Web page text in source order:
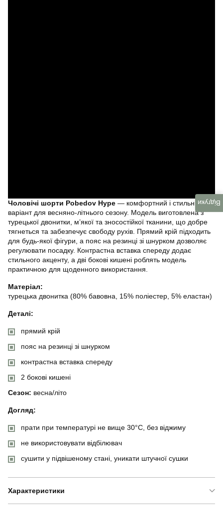
Чоловічі шорти Pobedov Hype — комфортний і стильний
варіант для весняно-літнього сезону. Модель виготовлена з
турецької двонитки, м’якої та зносостійкої тканини, що добре
тягнеться та забезпечує свободу рухів. Прямий крій підходить
для будь-якої фігури, а пояс на резинці зі шнурком дозволяє
регулювати посадку. Контрастна вставка спереду додає
стильного акценту, а дві бокові кишені роблять модель
практичною для щоденного використання.
Матеріал:
турецька двонитка (80% бавовна, 15% поліестер, 5% еластан)
Деталі:
прямий крій
пояс на резинці зі шнурком
контрастна вставка спереду
2 бокові кишені
Сезон: весна/літо
Догляд:
прати при температурі не вище 30°C, без віджиму
не використовувати відбілювач
сушити у підвішеному стані, уникати штучної сушки
Характеристики
Відгуки